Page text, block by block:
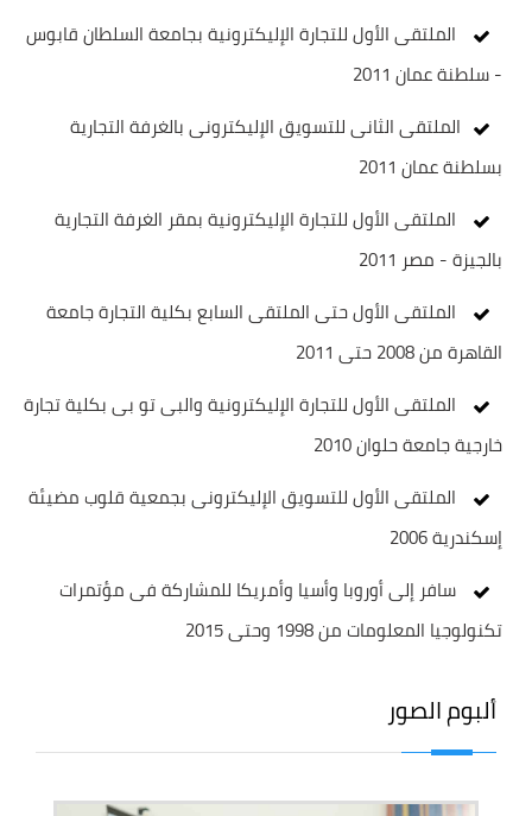
الملتقى الأول للتجارة الإليكترونية بجامعة السلطان قابوس
- سلطنة عمان 2011
الملتقى الثانى للتسويق الإليكترونى بالغرفة التجارية
بسلطنة عمان 2011
الملتقى الأول للتجارة الإليكترونية بمقر الغرفة التجارية
بالجيزة - مصر 2011
الملتقى الأول حتى الملتقى السابع بكلية التجارة جامعة
القاهرة من 2008 حتى 2011
الملتقى الأول للتجارة الإليكترونية والبى تو بى بكلية تجارة
خارجية جامعة حلوان 2010
الملتقى الأول للتسويق الإليكترونى بجمعية قلوب مضيئة
إسكندرية 2006
سافر إلى أوروبا وأسيا وأمريكا للمشاركة فى مؤتمرات
تكنولوجيا المعلومات من 1998 وحتى 2015
ألبوم الصور